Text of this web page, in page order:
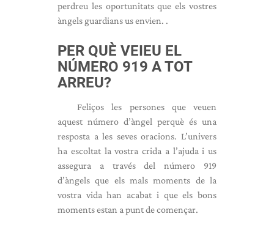
perdreu les oportunitats que els vostres
àngels guardians us envien. .
PER QUÈ VEIEU EL
NÚMERO 919 A TOT
ARREU?
Feliços les persones que veuen
aquest número d’àngel perquè és una
resposta a les seves oracions. L’univers
ha escoltat la vostra crida a l’ajuda i us
assegura a través del número 919
d’àngels que els mals moments de la
vostra vida han acabat i que els bons
moments estan a punt de començar.